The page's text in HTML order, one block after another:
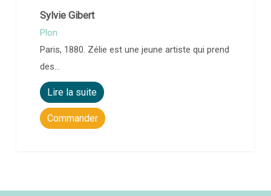
Sylvie Gibert
Plon
Paris, 1880. Zélie est une jeune artiste qui prend
des…
Lire la suite
Commander